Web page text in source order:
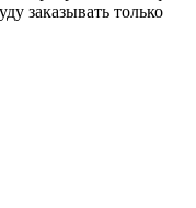
заказывать только